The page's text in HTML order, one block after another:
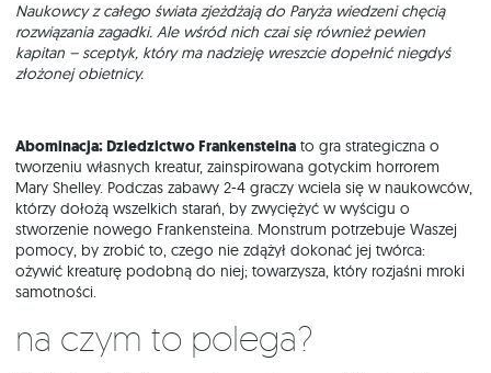
Naukowcy z całego świata zjeżdżają do Paryża wiedzeni chęcią
rozwiązania zagadki. Ale wśród nich czai się również pewien
kapitan – sceptyk, który ma nadzieję wreszcie dopełnić niegdyś
złożonej obietnicy.
Abominacja: Dziedzictwo Frankensteina to gra strategiczna o
tworzeniu własnych kreatur, zainspirowana gotyckim horrorem
Mary Shelley. Podczas zabawy 2-4 graczy wciela się w naukowców,
którzy dołożą wszelkich starań, by zwyciężyć w wyścigu o
stworzenie nowego Frankensteina. Monstrum potrzebuje Waszej
pomocy, by zrobić to, czego nie zdążył dokonać jej twórca:
ożywić kreaturę podobną do niej; towarzysza, który rozjaśni mroki
samotności.
Na czym to polega?